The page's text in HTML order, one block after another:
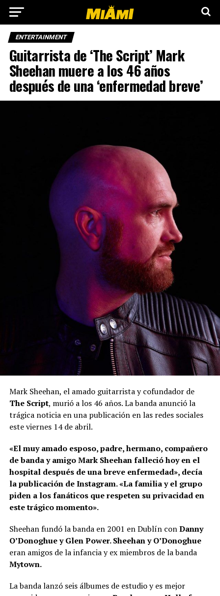
ENTERTAINMENT
Guitarrista de ‘The Script’ Mark
Sheehan muere a los 46 años
después de una ‘enfermedad breve’
Mark Sheehan, el amado guitarrista y cofundador de
The Script, murió a los 46 años. La banda anunció la
trágica noticia en una publicación en las redes sociales
este viernes 14 de abril.
«El muy amado esposo, padre, hermano, compañero
de banda y amigo Mark Sheehan falleció hoy en el
hospital después de una breve enfermedad», decía
la publicación de Instagram. «La familia y el grupo
piden a los fanáticos que respeten su privacidad en
este trágico momento».
Sheehan fundó la banda en 2001 en Dublín conDanny
O’Donoghue y Glen Power. Sheehan y O’Donoghue
eran amigos de la infancia y ex miembros de la banda
Mytown.
La banda lanzó seis álbumes de estudio y es mejor